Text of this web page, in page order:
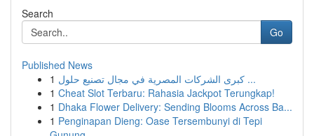
Search
Go
Published News
1
كبرى الشركات المصرية في مجال تصنيع حلول ...
1 Cheat Slot Terbaru: Rahasia Jackpot Terungkap!
1 Dhaka Flower Delivery: Sending Blooms Across Ba...
1 Penginapan Dieng: Oase Tersembunyi di Tepi